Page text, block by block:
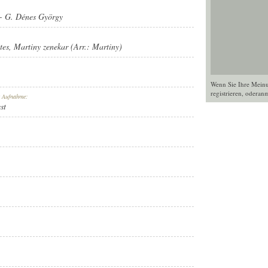
Wenn Sie Ihre
registrieren, oder
- G. Dénes György
, Martiny zenekar (Arr.: Martiny)